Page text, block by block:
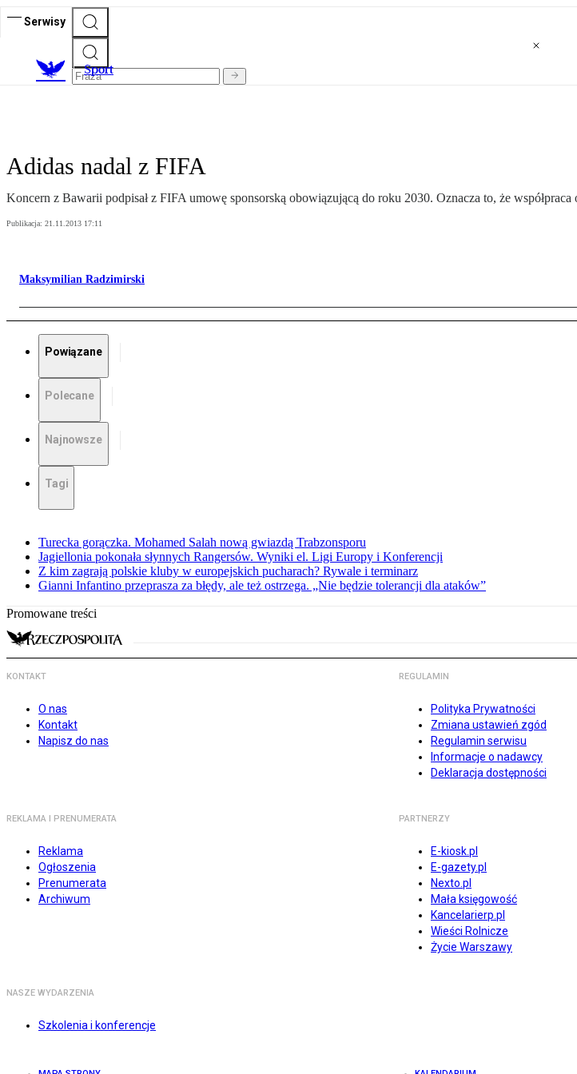
Serwisy
Sport
Adidas nadal z FIFA
Koncern z Bawarii podpisał z FIFA umowę sponsorską obowiązującą do roku 2030. Oznacza to, że współpraca
Publikacja: 21.11.2013 17:11
Maksymilian Radzimirski
Powiązane
Polecane
Najnowsze
Tagi
Turecka gorączka. Mohamed Salah nową gwiazdą Trabzonsporu
Jagiellonia pokonała słynnych Rangersów. Wyniki el. Ligi Europy i Konferencji
Z kim zagrają polskie kluby w europejskich pucharach? Rywale i terminarz
Gianni Infantino przeprasza za błędy, ale też ostrzega. „Nie będzie tolerancji dla ataków”
Promowane treści
KONTAKT
O nas
Kontakt
Napisz do nas
REGULAMIN
Polityka Prywatności
Zmiana ustawień zgód
Regulamin serwisu
Informacje o nadawcy
Deklaracja dostępności
REKLAMA I PRENUMERATA
Reklama
Ogłoszenia
Prenumerata
Archiwum
PARTNERZY
E-kiosk.pl
E-gazety.pl
Nexto.pl
Mała księgowość
Kancelarierp.pl
Wieści Rolnicze
Życie Warszawy
NASZE WYDARZENIA
Szkolenia i konferencje